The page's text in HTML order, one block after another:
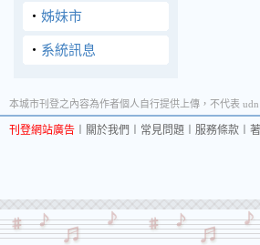
‧ 姊妹市
‧ 系統訊息
本城市刊登之內容為作者個人自行提供上傳，不代表 udn
刊登網站廣告 關於我們 常見問題 服務條款